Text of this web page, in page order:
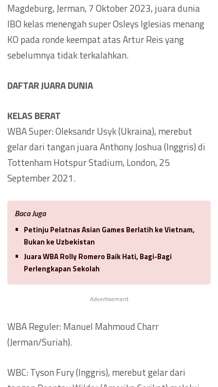
Magdeburg, Jerman, 7 Oktober 2023, juara dunia
IBO kelas menengah super Osleys Iglesias menang
KO pada ronde keempat atas Artur Reis yang
sebelumnya tidak terkalahkan.
DAFTAR JUARA DUNIA
KELAS BERAT
WBA Super: Oleksandr Usyk (Ukraina), merebut
gelar dari tangan juara Anthony Joshua (Inggris) di
Tottenham Hotspur Stadium, London, 25
September 2021.
Baca Juga
Petinju Pelatnas Asian Games Berlatih ke Vietnam,
Bukan ke Uzbekistan
Juara WBA Rolly Romero Baik Hati, Bagi-Bagi
Perlengkapan Sekolah
Advertisement
WBA Reguler: Manuel Mahmoud Charr
(Jerman/Suriah).
WBC: Tyson Fury (Inggris), merebut gelar dari